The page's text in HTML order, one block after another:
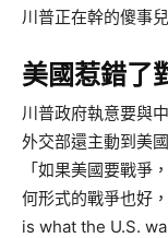
川普正在幹的傻事兒
美國惹錯了
川普政府執意要與
外交部還主動到美
「如果美國要戰爭
何形式的戰爭也好
is what the U.S.